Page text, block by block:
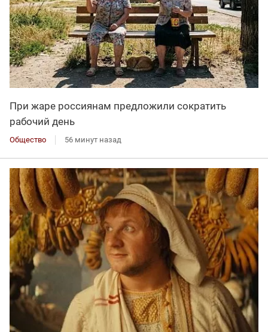
При жаре россиянам предложили сократить
рабочий день
Общество 56 минут назад